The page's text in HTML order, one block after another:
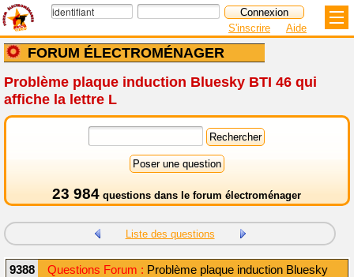
FORUM ÉLECTROMÉNAGER
S'inscrire Aide
Problème plaque induction Bluesky BTI 46 qui
affiche la lettre L
23 984 questions dans le forum électroménager
Liste des questions
9388 Questions Forum : Problème plaque induction Bluesky